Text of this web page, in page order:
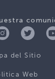
del Sitio
Web